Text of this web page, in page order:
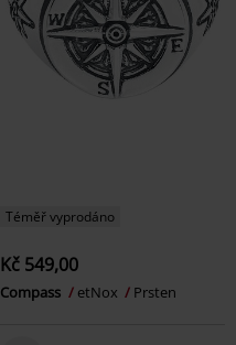
Téměř vyprodáno
Kč 549,00
Compass etNox Prsten